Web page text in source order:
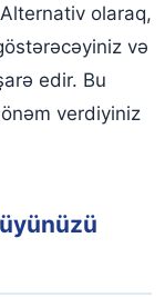
olaraq,
və
edir. Bu
verdiyiniz